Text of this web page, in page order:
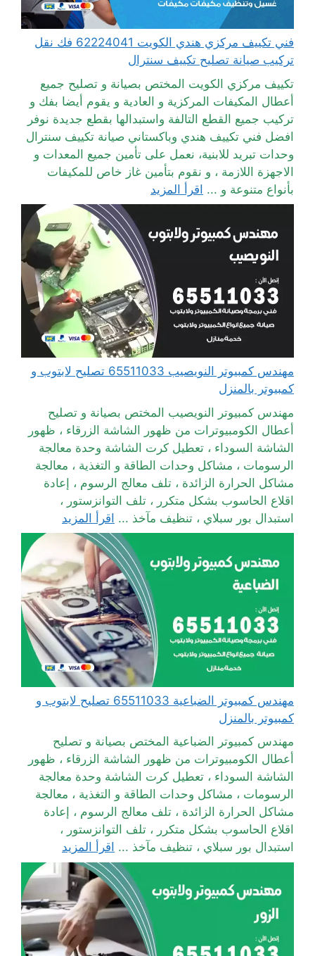
فني تكييف مركزي هندي الكويت 62224041 فك نقل
تركيب صيانة تصليح تكييف سنترال
تكييف مركزي الكويت المختص بصيانة و تصليح جميع
أعطال المكيفات المركزية و العادية و يقوم أيضا بفك و
تركيب جميع القطع التالفة واستبدالها بقطع جديدة نوفر
افضل فني تكييف هندي وباكستاني صيانة تكييف سنترال
وحدات تبريد للابنية، نعمل على تأمين جميع المعدات و
الاجهزة اللازمة ، و نقوم بتأمين غاز خاص للمكيفات
بأنواع متنوعة و ... اقرأ المزيد
مهندس كمبيوتر النويصيب 65511033 تصليح لابتوب و
كمبيوتر بالمنزل
مهندس كمبيوتر النويصيب المختص بصيانة و تصليح
أعطال الكومبيوترات من ظهور الشاشة الزرقاء ، ظهور
الشاشة السوداء ، تعطيل كرت الشاشة وحدة معالجة
الرسومات ، مشاكل وحدات الطاقة و التغذية ، معالجة
مشاكل الحرارة الزائدة ، تلف معالج الرسوم ، إعادة
اقلاع الحاسوب بشكل متكرر ، تلف التوانزستور ،
استبدال بور سبلاي ، تنظيف مآخذ ... اقرأ المزيد
مهندس كمبيوتر الضباعية 65511033 تصليح لابتوب و
كمبيوتر بالمنزل
مهندس كمبيوتر الضباعية المختص بصيانة و تصليح
أعطال الكومبيوترات من ظهور الشاشة الزرقاء ، ظهور
الشاشة السوداء ، تعطيل كرت الشاشة وحدة معالجة
الرسومات ، مشاكل وحدات الطاقة و التغذية ، معالجة
مشاكل الحرارة الزائدة ، تلف معالج الرسوم ، إعادة
اقلاع الحاسوب بشكل متكرر ، تلف التوانزستور ،
استبدال بور سبلاي ، تنظيف مآخذ ... اقرأ المزيد